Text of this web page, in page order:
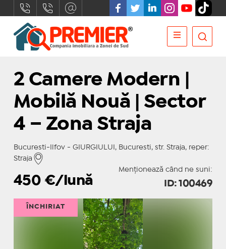
2 Camere Modern |
Mobilă Nouă | Sector
4 – Zona Straja
Bucuresti-Ilfov - GIURGIULUI, Bucuresti, str. Straja, reper:
Straja
Menționează când ne suni:
450 €/lună ID: 100469
ÎNCHIRIAT